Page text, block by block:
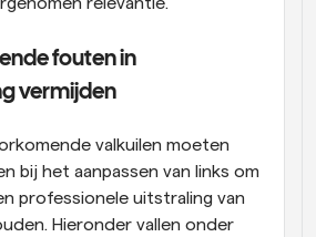
fouten in
vermijden
valkuilen moeten
bij het aanpassen van links om
professionele uitstraling van
Hieronder vallen onder